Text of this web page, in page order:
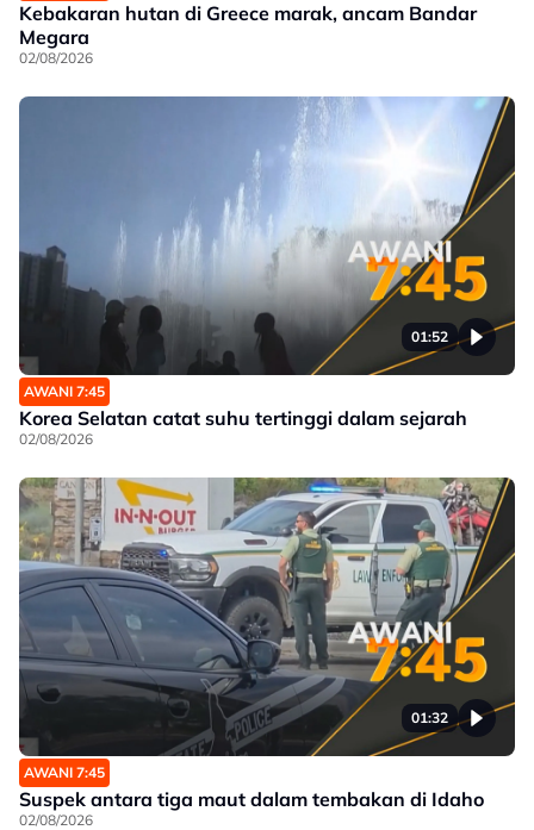
Kebakaran hutan di Greece marak, ancam Bandar
Megara
02/08/2026
01:52
AWANI 7:45
Korea Selatan catat suhu tertinggi dalam sejarah
02/08/2026
01:32
AWANI 7:45
Suspek antara tiga maut dalam tembakan di Idaho
02/08/2026